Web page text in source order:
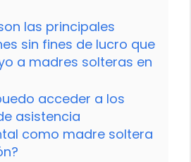
las principales
sin fines de lucro que
a madres solteras en
acceder a los
asistencia
como madre soltera